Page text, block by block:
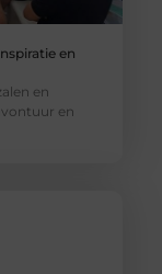
en
en
en